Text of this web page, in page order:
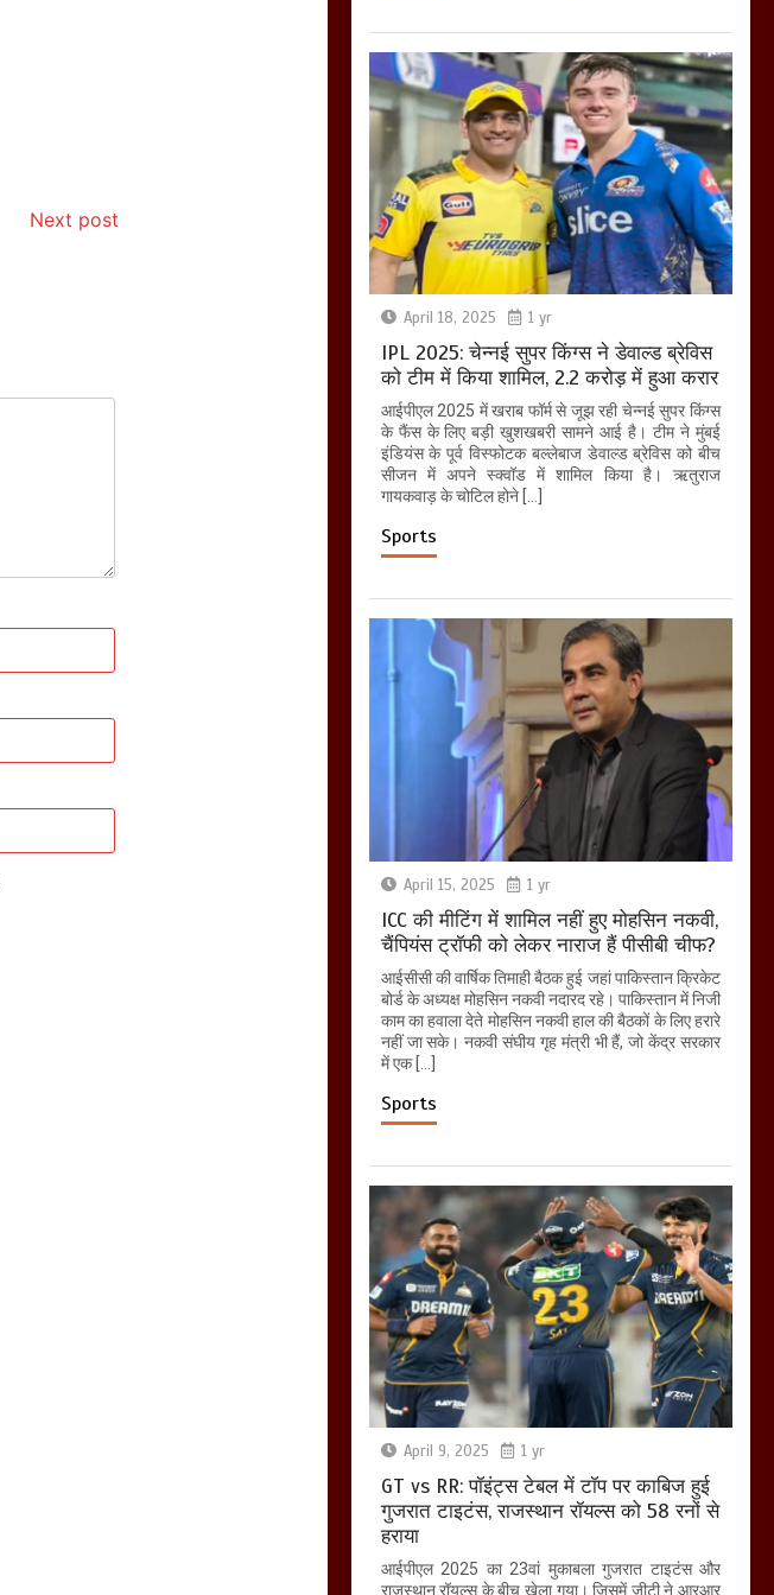
Next post
April 18, 2025 1 yr
IPL 2025: चेन्नई सुपर किंग्स ने डेवाल्ड ब्रेविस
को टीम में किया शामिल, 2.2 करोड़ में हुआ करार
आईपीएल 2025 में खराब फॉर्म से जूझ रही चेन्नई सुपर किंग्स
के फैंस के लिए बड़ी खुशखबरी सामने आई है। टीम ने मुंबई
इंडियंस के पूर्व विस्फोटक बल्लेबाज डेवाल्ड ब्रेविस को बीच
सीजन में अपने स्क्वॉड में शामिल किया है। ऋतुराज
गायकवाड़ के चोटिल होने […]
Sports
April 15, 2025 1 yr
ICC की मीटिंग में शामिल नहीं हुए मोहसिन नकवी,
चैंपियंस ट्रॉफी को लेकर नाराज हैं पीसीबी चीफ?
आईसीसी की वार्षिक तिमाही बैठक हुई जहां पाकिस्तान क्रिकेट
बोर्ड के अध्यक्ष मोहसिन नकवी नदारद रहे। पाकिस्तान में निजी
काम का हवाला देते मोहसिन नकवी हाल की बैठकों के लिए हरारे
नहीं जा सके। नकवी संघीय गृह मंत्री भी हैं, जो केंद्र सरकार
में एक […]
Sports
April 9, 2025 1 yr
GT vs RR: पॉइंट्स टेबल में टॉप पर काबिज हुई
गुजरात टाइटंस, राजस्थान रॉयल्स को 58 रनों से
हराया
आईपीएल 2025 का 23वां मुकाबला गुजरात टाइटंस और
राजस्थान रॉयल्स के बीच खेला गया। जिसमें जीटी ने आरआर